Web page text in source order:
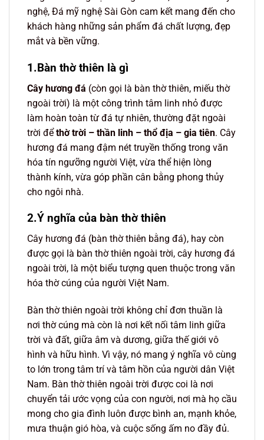
nghệ, Đá mỹ nghệ Sài Gòn cam kết mang đến cho
khách hàng những sản phẩm đá chất lượng, đẹp
mắt và bền vững.
1.Bàn thờ thiên là gì
Cây hương đá (còn gọi là bàn thờ thiên, miếu thờ
ngoài trời) là một công trình tâm linh nhỏ được
làm hoàn toàn từ đá tự nhiên, thường đặt ngoài
trời đểthờ trời – thần linh – thổ địa – gia tiên. Cây
hương đá mang đậm nét truyền thống trong văn
hóa tín ngưỡng người Việt, vừa thể hiện lòng
thành kính, vừa góp phần cân bằng phong thủy
cho ngôi nhà.
2.Ý nghĩa của bàn thờ thiên
Cây hương đá (bàn thờ thiên bằng đá), hay còn
được gọi là bàn thờ thiên ngoài trời, cây hương đá
ngoài trời, là một biểu tượng quen thuộc trong văn
hóa thờ cúng của người Việt Nam.
Bàn thờ thiên ngoài trời không chỉ đơn thuần là
nơi thờ cúng mà còn là nơi kết nối tâm linh giữa
trời và đất, giữa âm và dương, giữa thế giới vô
hình và hữu hình. Vì vậy, nó mang ý nghĩa vô cùng
to lớn trong tâm trí và tâm hồn của người dân Việt
Nam. Bàn thờ thiên ngoài trời được coi là nơi
chuyển tải ước vọng của con người, nơi mà họ cầu
mong cho gia đình luôn được bình an, mạnh khỏe,
mưa thuận gió hòa, và cuộc sống ấm no đầy đủ.